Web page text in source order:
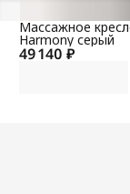
49 140 ₽
Массажное
Harmony серый